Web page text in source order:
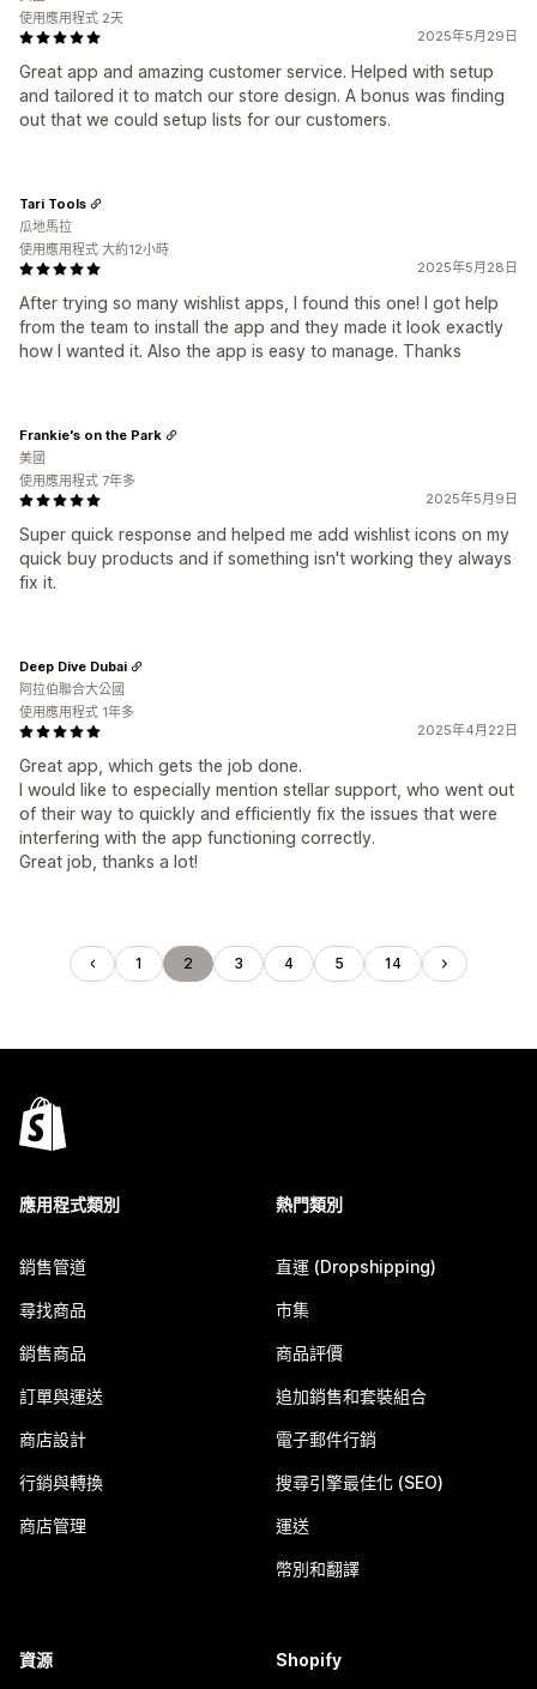
2025年5月29日
Great app and amazing customer service. Helped with setup
and tailored it to match our store design. A bonus was finding
out that we could setup lists for our customers.
使用應用程式 2天
2025年5月28日
After trying so many wishlist apps, I found this one! I got help
from the team to install the app and they made it look exactly
how I wanted it. Also the app is easy to manage. Thanks
Tari Tools
瓜地馬拉
使用應用程式 大約12小時
2025年5月9日
Super quick response and helped me add wishlist icons on my
quick buy products and if something isn't working they always
fix it.
Frankie's on the Park
美國
使用應用程式 7年多
2025年4月22日
Great app, which gets the job done.
I would like to especially mention stellar support, who went out
of their way to quickly and efficiently fix the issues that were
interfering with the app functioning correctly.
Great job, thanks a lot!
Deep Dive Dubai
阿拉伯聯合大公國
使用應用程式 1年多
1 2 3 4 5 14
應用程式類別
銷售管道
尋找商品
銷售商品
訂單與運送
商店設計
行銷與轉換
商店管理
熱門類別
直運 (Dropshipping)
市集
商品評價
追加銷售和套裝組合
電子郵件行銷
搜尋引擎最佳化 (SEO)
運送
幣別和翻譯
資源 Shopify